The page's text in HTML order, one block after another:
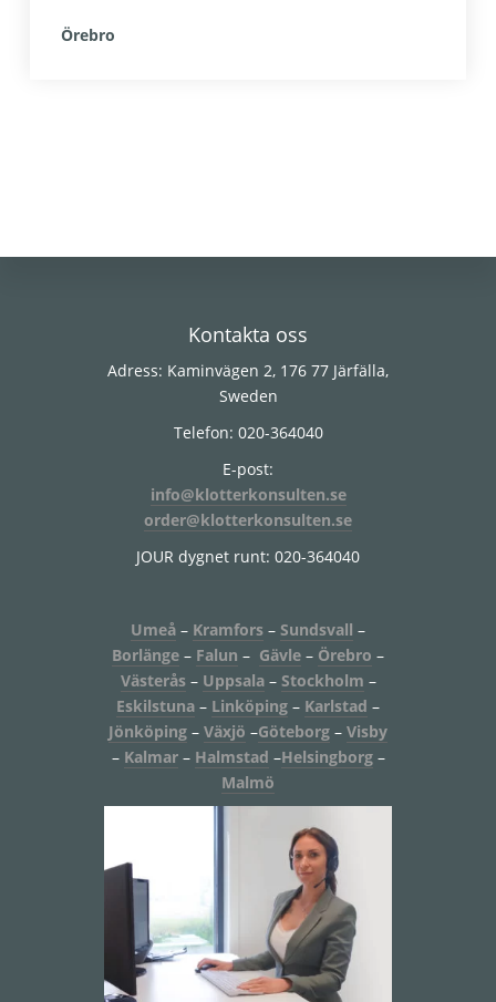
Örebro
Kontakta oss
Adress: Kaminvägen 2, 176 77 Järfälla,
Sweden
Telefon: 020-364040
E-post:
info@klotterkonsulten.se
order@klotterkonsulten.se
JOUR dygnet runt: 020-364040
Umeå – Kramfors – Sundsvall –
Borlänge – Falun – Gävle – Örebro –
Västerås– Uppsala– Stockholm –
Eskilstuna – Linköping – Karlstad –
Jönköping – Växjö –Göteborg – Visby
– Kalmar– Halmstad –Helsingborg–
Malmö